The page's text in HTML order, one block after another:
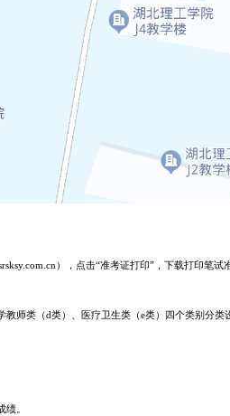
），点击“准考证打印”，下载打印笔试
师类（d类）、医疗卫生类（e类）四个类别分
。